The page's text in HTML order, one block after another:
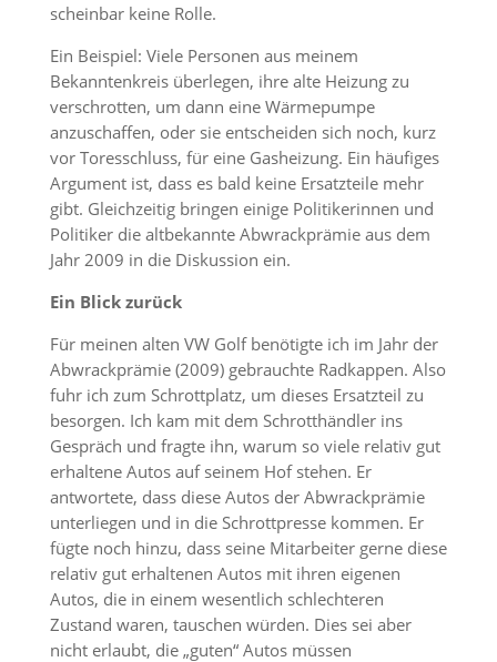
scheinbar keine Rolle.
Ein Beispiel: Viele Personen aus meinem
Bekanntenkreis überlegen, ihre alte Heizung zu
verschrotten, um dann eine Wärmepumpe
anzuschaffen, oder sie entscheiden sich noch, kurz
vor Toresschluss, für eine Gasheizung. Ein häufiges
Argument ist, dass es bald keine Ersatzteile mehr
gibt. Gleichzeitig bringen einige Politikerinnen und
Politiker die altbekannte Abwrackprämie aus dem
Jahr 2009 in die Diskussion ein.
Ein Blick zurück
Für meinen alten VW Golf benötigte ich im Jahr der
Abwrackprämie (2009) gebrauchte Radkappen. Also
fuhr ich zum Schrottplatz, um dieses Ersatzteil zu
besorgen. Ich kam mit dem Schrotthändler ins
Gespräch und fragte ihn, warum so viele relativ gut
erhaltene Autos auf seinem Hof stehen. Er
antwortete, dass diese Autos der Abwrackprämie
unterliegen und in die Schrottpresse kommen. Er
fügte noch hinzu, dass seine Mitarbeiter gerne diese
relativ gut erhaltenen Autos mit ihren eigenen
Autos, die in einem wesentlich schlechteren
Zustand waren, tauschen würden. Dies sei aber
nicht erlaubt, die „guten“ Autos müssen